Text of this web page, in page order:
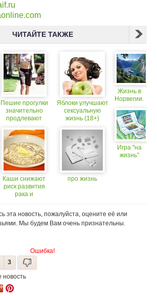
ЧИТАЙТЕ ТАКЖЕ
Пешие прогулки
значительно
продлевают
Каши снижают
риск развития
рака и
Яблоки улучшают
сексуальную
жизнь (18+)
про жизнь
Жизнь в
Норвегии.
Игра "на
жизнь"
эта новость, пожалуйста, оцените её или
Мы будем Вам очень признательны.
Ошибка!
3
новость